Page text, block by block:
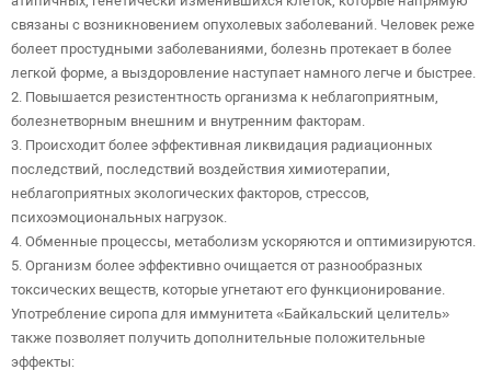
связаны с возникновением опухолевых заболеваний. Человек реже
болеет простудными заболеваниями, болезнь протекает в более
легкой форме, а выздоровление наступает намного легче и быстрее.
2. Повышается резистентность организма к неблагоприятным,
болезнетворным внешним и внутренним факторам.
3. Происходит более эффективная ликвидация радиационных
последствий, последствий воздействия химиотерапии,
неблагоприятных экологических факторов, стрессов,
психоэмоциональных нагрузок.
4. Обменные процессы, метаболизм ускоряются и оптимизируются.
5. Организм более эффективно очищается от разнообразных
токсических веществ, которые угнетают его функционирование.
Употребление сиропа для иммунитета «Байкальский целитель»
также позволяет получить дополнительные положительные
эффекты: